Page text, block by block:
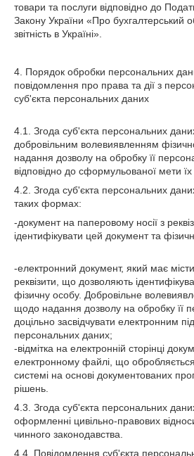
товари та послуги відповідно до
Закону України «Про бухгалтерський
звітність в Україні».
4. Порядок обробки персональних
повідомлення про права та дії з
суб'єкта персональних даних
4.1. Згода суб'єкта персональних
добровільним волевиявленням
надання дозволу на обробку її
відповідно до сформульованої мети їх
4.2. Згода суб'єкта персональних
таких формах:
-документ на паперовому носії з
ідентифікувати цей документ та
-електронний документ, який має
реквізити, що дозволяють
фізичну особу. Добровільне
щодо надання дозволу на обробку її
доцільно засвідчувати електронним
персональних даних;
-відмітка на електронній сторінці
електронному файлі, що
системі на основі документованих
рішень.
4.3. Згода суб'єкта персональних
оформленні цивільно-правових
чинного законодавства.
4.4. Повідомлення суб'єкта